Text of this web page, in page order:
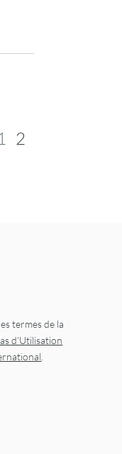
2
termes de la
d'Utilisation